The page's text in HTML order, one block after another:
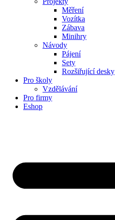
Měření
Vozítka
Zábava
Minihry
Návody
Pájení
Sety
Rozšiřující desky
Pro školy
Vzdělávání
Pro firmy
Eshop